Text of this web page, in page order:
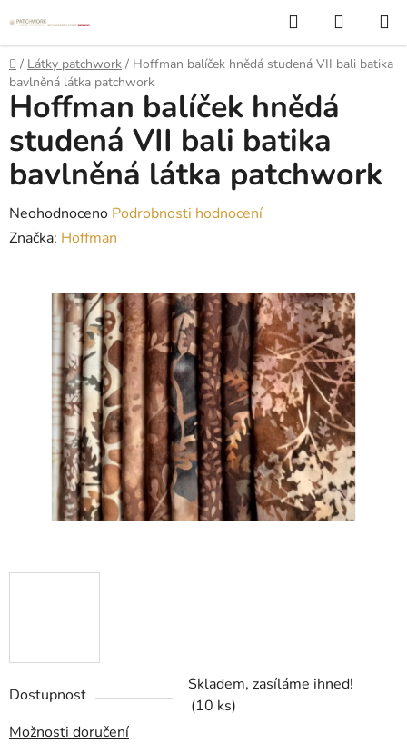
na
obsah
Hledat
KOŠÍK
Domů
/ Látky patchwork / Hoffman balíček hnědá studená VII bali batika
bavlněná látka patchwork
Dostupnost
Skladem, zasíláme ihned!
(10 ks)
Možnosti doručení
Hoffman balíček hnědá
studená VII bali batika
bavlněná látka patchwork
Průměrné
hodnocení
hvězdiček.
Neohodnoceno Podrobnosti hodnocení
Značka: Hoffman